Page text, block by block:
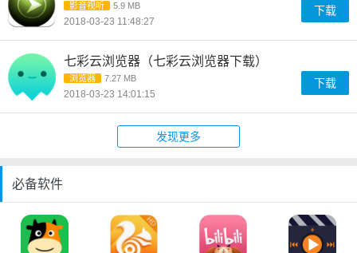
影音视听 5.9 MB
2018-03-23 11:48:27
下载
七彩云浏览器（七彩云浏览器下载）
浏览器 7.27 MB
2018-03-23 14:01:15
下载
发现更多
必备软件